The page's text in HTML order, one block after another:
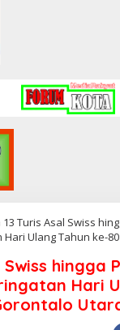
13 Turis Asal Swiss
Ulang Tahun ke-
Swiss hingga
Hari